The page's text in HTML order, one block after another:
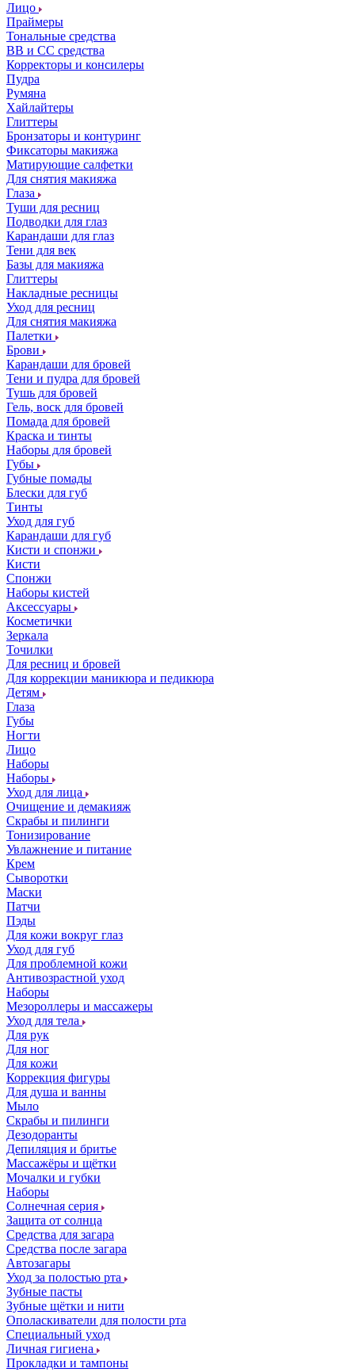
Лицо
Праймеры
Тональные средства
ВВ и СС средства
Корректоры и консилеры
Пудра
Румяна
Хайлайтеры
Глиттеры
Бронзаторы и контуринг
Фиксаторы макияжа
Матирующие салфетки
Для снятия макияжа
Глаза
Туши для ресниц
Подводки для глаз
Карандаши для глаз
Тени для век
Базы для макияжа
Глиттеры
Накладные ресницы
Уход для ресниц
Для снятия макияжа
Палетки
Брови
Карандаши для бровей
Тени и пудра для бровей
Тушь для бровей
Гель, воск для бровей
Помада для бровей
Краска и тинты
Наборы для бровей
Губы
Губные помады
Блески для губ
Тинты
Уход для губ
Карандаши для губ
Кисти и спонжи
Кисти
Спонжи
Наборы кистей
Аксессуары
Косметички
Зеркала
Точилки
Для ресниц и бровей
Для коррекции маникюра и педикюра
Детям
Глаза
Губы
Ногти
Лицо
Наборы
Наборы
Уход для лица
Очищение и демакияж
Скрабы и пилинги
Тонизирование
Увлажнение и питание
Крем
Сыворотки
Маски
Патчи
Пэды
Для кожи вокруг глаз
Уход для губ
Для проблемной кожи
Антивозрастной уход
Наборы
Мезороллеры и массажеры
Уход для тела
Для рук
Для ног
Для кожи
Коррекция фигуры
Для душа и ванны
Мыло
Скрабы и пилинги
Дезодоранты
Депиляция и бритье
Массажёры и щётки
Мочалки и губки
Наборы
Солнечная серия
Защита от солнца
Средства для загара
Средства после загара
Автозагары
Уход за полостью рта
Зубные пасты
Зубные щётки и нити
Ополаскиватели для полости рта
Специальный уход
Личная гигиена
Прокладки и тампоны